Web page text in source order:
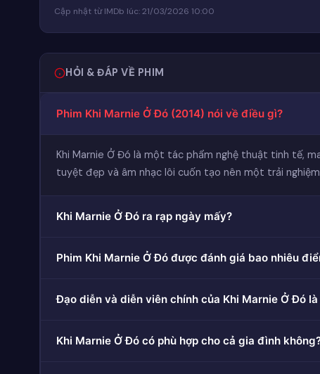
Cập nhật từ IMDb lúc: 21/03/2026 10:00
HỎI & ĐÁP VỀ PHIM
Phim Khi Marnie Ở Đó (2014) nói về điều gì?
Khi Marnie Ở Đó là một tác phẩm nghệ thuật tinh tế,
tuyệt đẹp và âm nhạc lôi cuốn tạo nên một trải
Khi Marnie Ở Đó ra rạp ngày mấy?
Phim Khi Marnie Ở Đó được đánh giá bao nhiêu
Đạo diễn và diễn viên chính của Khi Marnie Ở Đó là
Khi Marnie Ở Đó có phù hợp cho cả gia đình